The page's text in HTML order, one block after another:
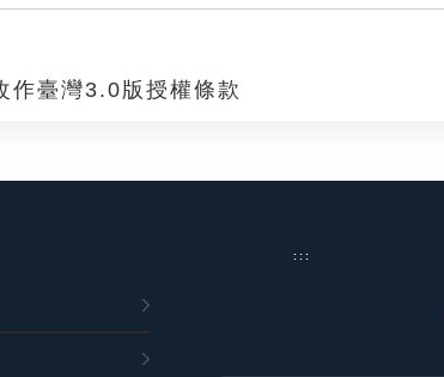
作臺灣3.0版授權條款
:::